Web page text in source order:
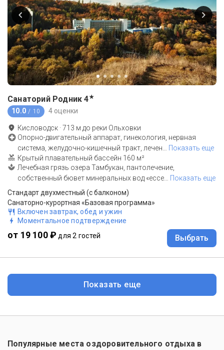
Санаторий Родник 4★
10.0 / 10 4 оценки
Кисловодск ·713 м до реки Ольховки
Опорно-двигательный аппарат, гинекология, нервная
система, желудочно-кишечный тракт, лечен
Показать еще
Крытый плавательный бассейн 160 м²
Лечебная грязь озера Тамбукан, пантолечение,
собственный бювет минеральных вод «ессе
Показать еще
Стандарт двухместный (с балконом)
Санаторно-курортная «Базовая программа»
Включен завтрак, обед и ужин
Моментальное подтверждение
от 19 100 ₽ для 2 гостей Выбрать
Показать еще
Популярные места оздоровительного отдыха в